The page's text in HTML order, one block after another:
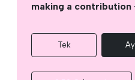
making a
Tek